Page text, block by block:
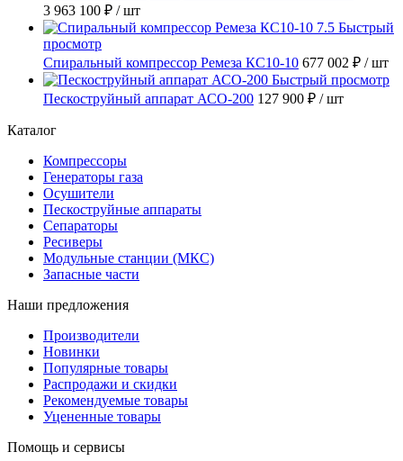
3 963 100 ₽ / шт
Быстрый
просмотр
Спиральный компрессор Ремеза КС10-10 677 002 ₽ / шт
Быстрый просмотр
Пескоструйный аппарат АСО-200 127 900 ₽ / шт
Каталог
Компрессоры
Генераторы газа
Осушители
Пескоструйные аппараты
Сепараторы
Ресиверы
Модульные станции (МКС)
Запасные части
Наши предложения
Производители
Новинки
Популярные товары
Распродажи и скидки
Рекомендуемые товары
Уцененные товары
Помощь и сервисы